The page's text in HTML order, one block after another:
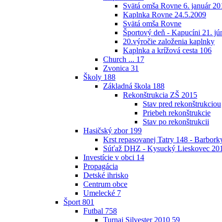
Svätá omša Rovne 6. január
Kaplnka Rovne 24.5.2009
Svätá omša Rovne
Športový deň - Kapucíni 21.
20.výročie založenia kaplnky
Kaplnka a krížová cesta 106
Church ... 17
Zvonica 31
Školy 188
Základná škola 188
Rekonštrukcia ZŠ 2015
Stav pred rekonštrukciou
Priebeh rekonštrukcie
Stav po rekonštrukcii
Hasičský zbor 199
Krst repasovanej Tatry 148 -
Súťaž DHZ - Kysucký Lieskovec
Investície v obci 14
Propagácia
Detské ihrisko
Centrum obce
Umelecké 7
Šport 801
Futbal 758
Turnaj Silvester 2010 59